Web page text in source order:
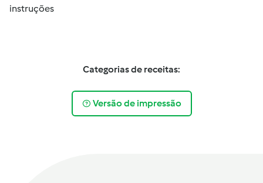
instruções
Categorias de receitas:
Versão de impressão